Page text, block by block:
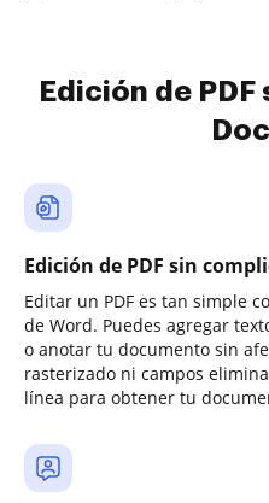
Edición de
Edición de PDF sin
Editar un PDF es tan simple
de Word. Puedes agregar
o anotar tu documento sin
rasterizado ni campos
línea para obtener tu